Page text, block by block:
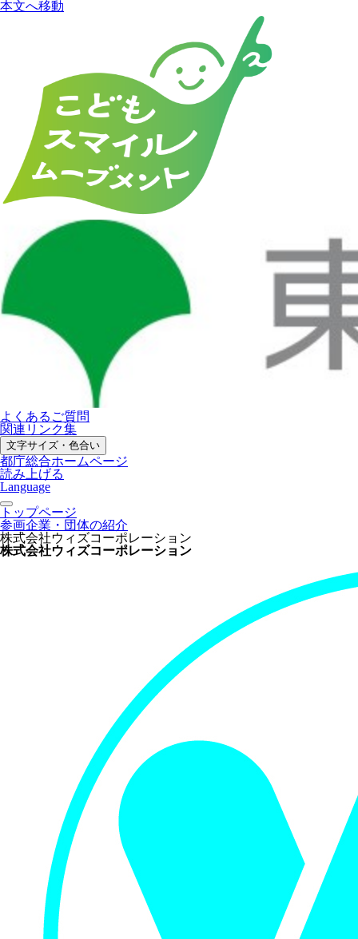
本文へ移動
よくあるご質問
関連リンク集
文字サイズ・色合い
都庁総合ホームページ
読み上げる
Language
トップページ
参画企業・団体の紹介
株式会社ウィズコーポレーション
株式会社ウィズコーポレーション